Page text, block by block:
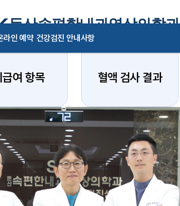
둔산속편한내과영상의학과
라인 예약 건강검진 안내사항
급여 항목 혈액 검사 결과